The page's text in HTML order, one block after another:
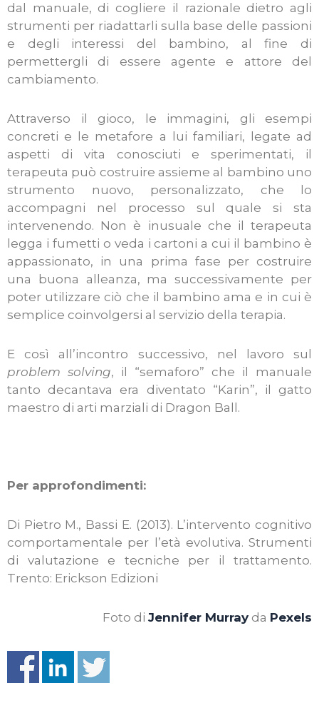
dal manuale, di cogliere il razionale dietro agli
strumenti per riadattarli sulla base delle passioni
e degli interessi del bambino, al fine di
permettergli di essere agente e attore del
cambiamento.
Attraverso il gioco, le immagini, gli esempi
concreti e le metafore a lui familiari, legate ad
aspetti di vita conosciuti e sperimentati, il
terapeuta può costruire assieme al bambino uno
strumento nuovo, personalizzato, che lo
accompagni nel processo sul quale si sta
intervenendo. Non è inusuale che il terapeuta
legga i fumetti o veda i cartoni a cui il bambino è
appassionato, in una prima fase per costruire
una buona alleanza, ma successivamente per
poter utilizzare ciò che il bambino ama e in cui è
semplice coinvolgersi al servizio della terapia.
E così all’incontro successivo, nel lavoro sul
problem solving, il “semaforo” che il manuale
tanto decantava era diventato “Karin”, il gatto
maestro di arti marziali di Dragon Ball.
Per approfondimenti:
Di Pietro M., Bassi E. (2013). L’intervento cognitivo
comportamentale per l’età evolutiva. Strumenti
di valutazione e tecniche per il trattamento.
Trento: Erickson Edizioni
Foto di Jennifer Murray da Pexels